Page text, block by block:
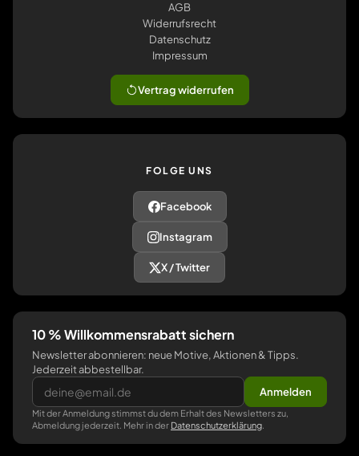
AGB
Widerrufsrecht
Datenschutz
Impressum
Vertrag widerrufen
FOLGE UNS
Facebook
Instagram
X / Twitter
10 % Willkommensrabatt sichern
Newsletter abonnieren: neue Motive, Aktionen & Tipps.
Jederzeit abbestellbar.
Anmelden
Mit der Anmeldung stimmst du dem Erhalt des Newsletters zu,
Abmeldung jederzeit. Mehr in der Datenschutzerklärung